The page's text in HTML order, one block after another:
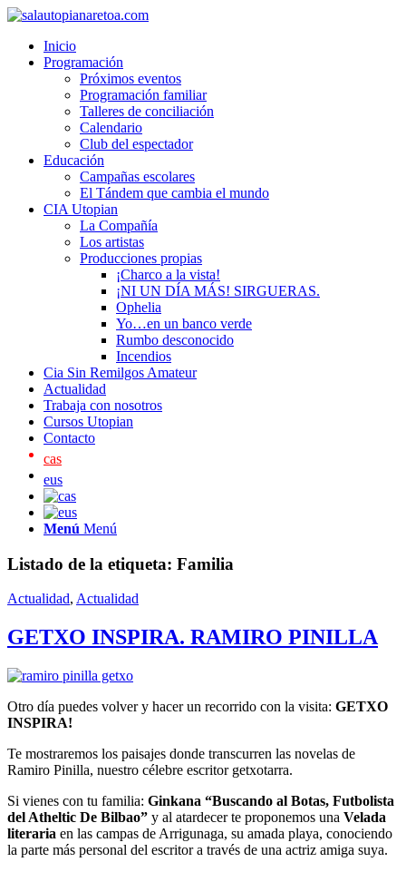
Inicio
Programación
Próximos eventos
Programación familiar
Talleres de conciliación
Calendario
Club del espectador
Educación
Campañas escolares
El Tándem que cambia el mundo
CIA Utopian
La Compañía
Los artistas
Producciones propias
¡Charco a la vista!
¡NI UN DÍA MÁS! SIRGUERAS.
Ophelia
Yo…en un banco verde
Rumbo desconocido
Incendios
Cia Sin Remilgos Amateur
Actualidad
Trabaja con nosotros
Cursos Utopian
Contacto
cas
eus
Menú Menú
Listado de la etiqueta: Familia
Actualidad, Actualidad
GETXO INSPIRA. RAMIRO PINILLA
Otro día puedes volver y hacer un recorrido con la visita: GETXO
INSPIRA!
Te mostraremos los paisajes donde transcurren las novelas de
Ramiro Pinilla, nuestro célebre escritor getxotarra.
Si vienes con tu familia: Ginkana “Buscando al Botas, Futbolista
del Atheltic De Bilbao” y al atardecer te proponemos una Velada
literaria en las campas de Arrigunaga, su amada playa, conociendo
la parte más personal del escritor a través de una actriz amiga suya.